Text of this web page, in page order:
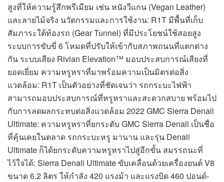
สูงที่ให้ความรู้สึกพรีเมียม เช่น หนังวีแกน (Vegan Leather)
และลายไม้จริง นวัตกรรมและการใช้งาน: R1T มีพื้นที่เก็บ
สัมภาระใต้ท้องรถ (Gear Tunnel) ที่มีประโยชน์ใช้สอยสูง
ระบบการขับขี่ 6 โหมดที่ปรับให้เข้ากับสภาพถนนที่แตกต่าง
กัน ระบบเสียง Rivian Elevation™ มอบประสบการณ์เสียงที่
ยอดเยี่ยม ความหรูหราที่มาพร้อมความเป็นมิตรต่อสิ่ง
แวดล้อม: R1T เป็นตัวอย่างที่ชัดเจนว่า รถกระบะไฟฟ้า
สามารถมอบประสบการณ์ที่หรูหราและสะดวกสบาย พร้อมไป
กับการลดผลกระทบต่อสิ่งแวดล้อม 2022 GMC Sierra Denali
Ultimate: ความหรูหราที่ยกระดับ GMC Sierra Denali เป็นชื่อ
ที่คุ้นเคยในตลาด รถกระบะหรู มานาน และรุ่น Denali
Ultimate ก็ได้ยกระดับความหรูหราไปสู่อีกขั้น สมรรถนะที่
ไว้ใจได้: Sierra Denali Ultimate ขับเคลื่อนด้วยเครื่องยนต์ V8
ขนาด 6.2 ลิตร ให้กำลัง 420 แรงม้า และแรงบิด 460 ปอนด์-